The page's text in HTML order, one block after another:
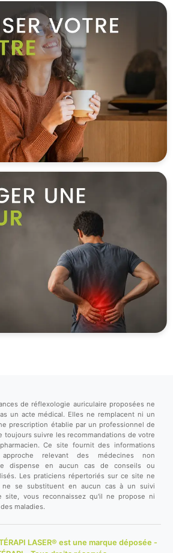
de réflexologie auriculaire proposées ne
un acte médical. Elles ne remplacent ni un
prescription établie par un professionnel de
toujours suivre les recommandations de votre
Ce site fournit des informations
relevant des médecines non
dispense en aucun cas de conseils ou
Les praticiens répertoriés sur ce site ne
se substituent en aucun cas à un suivi
site, vous reconnaissez qu'il ne propose ni
maladies.
LASER® est une marque déposée -